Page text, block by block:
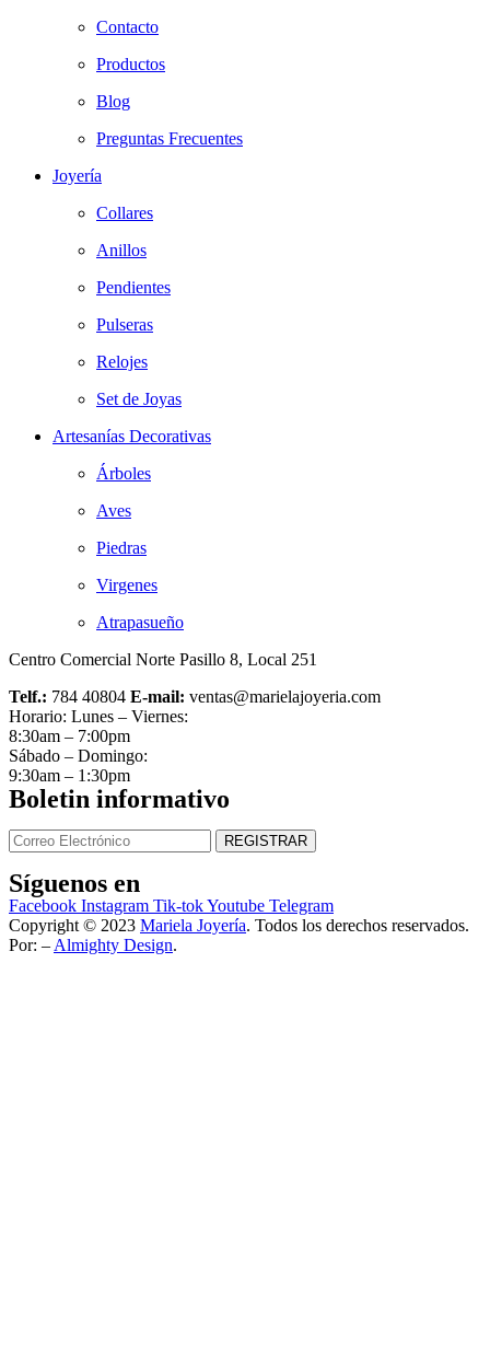
Contacto
Productos
Blog
Preguntas Frecuentes
Joyería
Collares
Anillos
Pendientes
Pulseras
Relojes
Set de Joyas
Artesanías Decorativas
Árboles
Aves
Piedras
Virgenes
Atrapasueño
Centro Comercial Norte Pasillo 8, Local 251
Telf.: 784 40804 E-mail: ventas@marielajoyeria.com
Horario: Lunes – Viernes:
8:30am – 7:00pm
Sábado – Domingo:
9:30am – 1:30pm
Boletin informativo
Síguenos en
Facebook Instagram Tik-tokYoutube Telegram
Copyright © 2023 Mariela Joyería. Todos los derechos reservados.
Por: – Almighty Design.